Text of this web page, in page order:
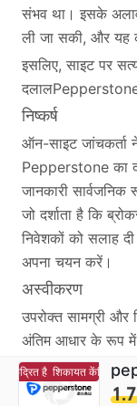
संभव था। इसके
ली जा सकी, और यह
इसलिए, साइट पर
दलालPepperstone
निष्कर्ष
ऑन-साइट जांचकर्ता
Pepperstone का
जानकारी सार्वजनिक
जो दर्शाता है कि
निवेशकों को सलाह दी
अपना चयन करें।
अस्वीकरण
उपरोक्त सामग्री
अंतिम आधार के रूप में
है शिकायत केंद्रित है